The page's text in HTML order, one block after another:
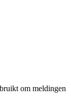
om meldingen